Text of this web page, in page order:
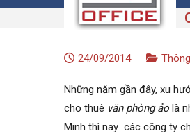
24/09/2014
Những năm gần đây, xu
cho thuê văn phòng ảo là
Minh thì nay các công ty